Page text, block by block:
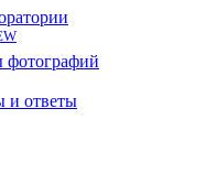
и ответы